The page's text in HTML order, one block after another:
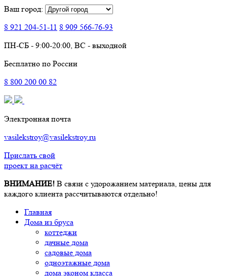
Ваш город:
8 921 204-51-11 8 909 566-76-93
ПН-СБ - 9:00-20:00, ВС - выходной
Бесплатно по России
8 800 200 00 82
Электронная почта
vasilekstroy@vasilekstroy.ru
Прислать свой
проект на расчёт
ВНИМАНИЕ! В связи с удорожанием материала, цены для
каждого клиента рассчитываются отдельно!
Главная
Дома из бруса
коттеджи
дачные дома
садовые дома
одноэтажные дома
дома эконом класса